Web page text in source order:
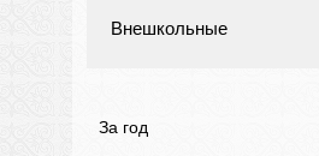
Внешкольные
За год